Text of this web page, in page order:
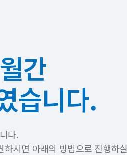
간
습니다.
다.
시면 아래의 방법으로 진행하실